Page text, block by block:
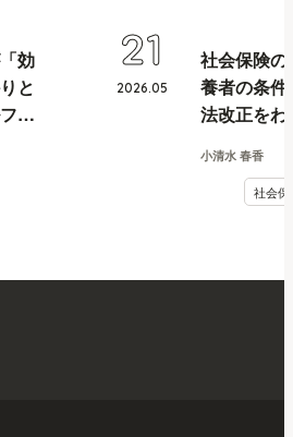
効
と
ケ
社会保険
養者の条
法改正を
小清水 春香
社会保
2026.05
21